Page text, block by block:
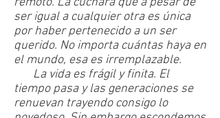
ser igual a cualquier otra es única
por haber pertenecido a un ser
querido. No importa cuántas haya en
el mundo, esa es irremplazable.
La vida es frágil y finita. El
tiempo pasa y las generaciones se
renuevan trayendo consigo lo